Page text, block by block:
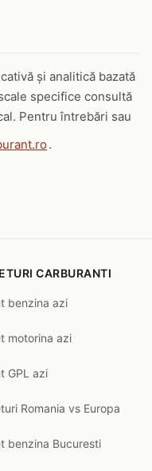
și analitică bazată
specifice consultă
Pentru întrebări sau
.
CARBURANTI
benzina azi
motorina azi
GPL azi
Romania vs Europa
benzina Bucuresti